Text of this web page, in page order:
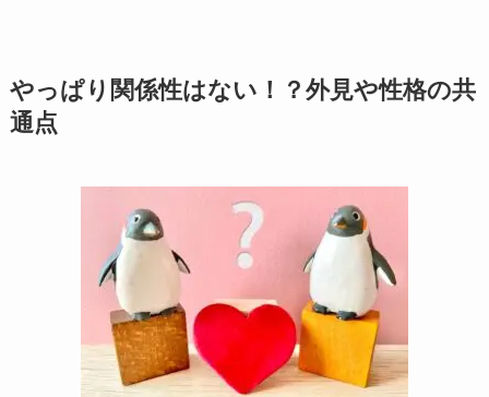
やっぱり関係性はない！？外見や性格の共
通点